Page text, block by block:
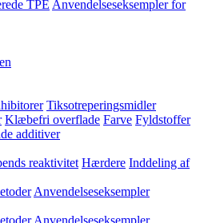
TPE Anvendelseseksempler for
Tiksotreperingsmidler
Klæbefri overflade Farve Fyldstoffer
additiver
reaktivitet Hærdere Inddeling af
Anvendelseseksempler
Anvendelseseksempler